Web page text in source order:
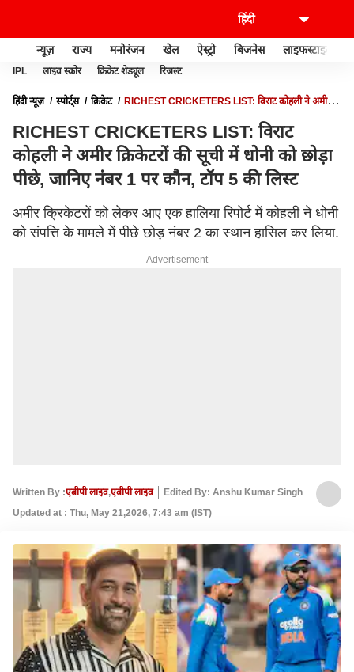
न्यूज़ राज्य मनोरंजन खेल ऐस्ट्रो बिजनेस लाइफस्टाइल
IPL लाइव स्कोर क्रिकेट शेड्यूल रिजल्ट
हिंदी न्यूज़ स्पोर्ट्स क्रिकेट
RICHEST CRICKETERS LIST: विराट कोहली ने अमीर
RICHEST CRICKETERS LIST: विराट
कोहली ने अमीर क्रिकेटरों की सूची में धोनी को छोड़ा
पीछे, जानिए नंबर 1 पर कौन, टॉप 5 की लिस्ट
अमीर क्रिकेटरों को लेकर आए एक हालिया रिपोर्ट में कोहली ने धोनी
को संपत्ति के मामले में पीछे छोड़ नंबर 2 का स्थान हासिल कर लिया.
Advertisement
Written By :एबीपी लाइव,एबीपी लाइव
Edited By: Anshu Kumar Singh
Updated at : Thu, May 21,2026, 7:43 am (IST)